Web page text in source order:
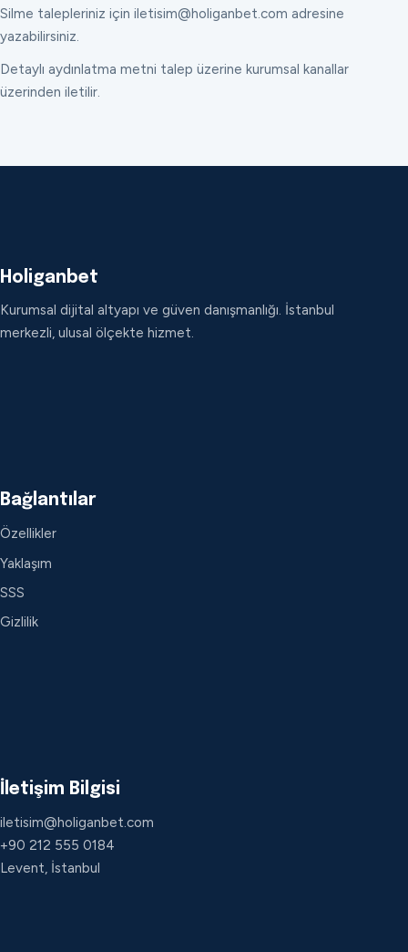
Silme talepleriniz için iletisim@holiganbet.com adresine
yazabilirsiniz.
Detaylı aydınlatma metni talep üzerine kurumsal kanallar
üzerinden iletilir.
Holiganbet
Kurumsal dijital altyapı ve güven danışmanlığı. İstanbul
merkezli, ulusal ölçekte hizmet.
Bağlantılar
Özellikler
Yaklaşım
SSS
Gizlilik
İletişim Bilgisi
iletisim@holiganbet.com
+90 212 555 0184
Levent, İstanbul